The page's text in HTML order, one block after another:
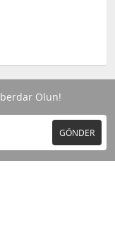
Olun!
GÖNDER